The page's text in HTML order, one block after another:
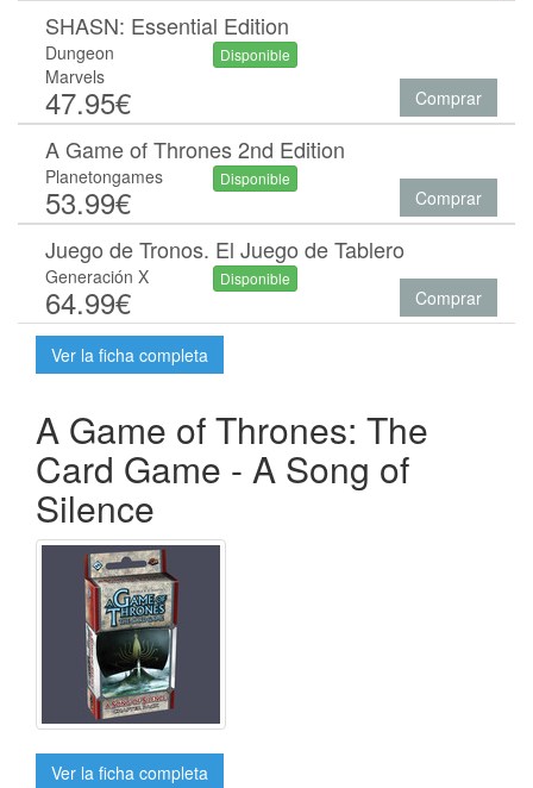
SHASN: Essential Edition
Dungeon
Marvels
47.95€
Disponible
Comprar
A Game of Thrones 2nd Edition
Planetongames
53.99€
Disponible
Comprar
Juego de Tronos. El Juego de Tablero
Generación X
64.99€
Disponible
Comprar
Ver la ficha completa
A Game of Thrones: The
Card Game - A Song of
Silence
Ver la ficha completa